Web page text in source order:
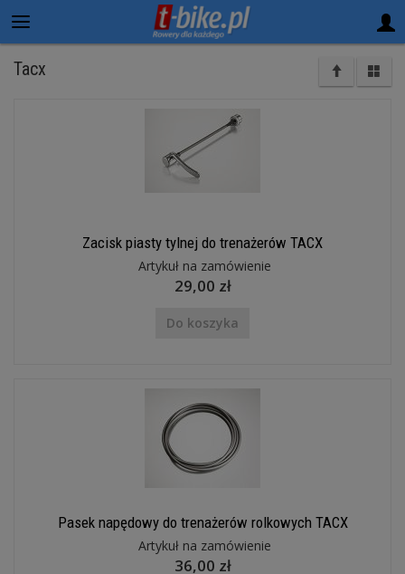
Tacx
Zacisk piasty tylnej do trenażerów TACX
Artykuł na zamówienie
29,00 zł
Do koszyka
Pasek napędowy do trenażerów rolkowych TACX
Artykuł na zamówienie
36,00 zł